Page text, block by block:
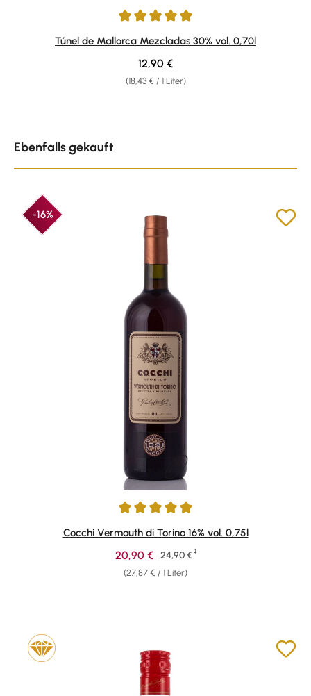
Durchschnittliche Bewertung von 5 von 5 Sternen
Túnel de Mallorca Mezcladas 30% vol. 0,70l
(18,43 € / 1 Liter)
Regulärer Preis:
12,90 €
Ebenfalls gekauft
-16%
Durchschnittliche Bewertung von 4.94 von 5 Sternen
Cocchi Vermouth di Torino 16% vol. 0,75l
(27,87 € / 1 Liter)
Verkaufspreis:
20,90 € Regulärer Preis:
24,90 € 1